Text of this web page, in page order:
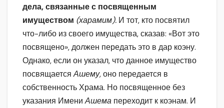
дела, связанные с посвященным
имуществом (харамим). И тот, кто посвятил
что-либо из своего имущества, сказав: «Вот это
посвящено», должен передать это в дар коэну.
Однако, если он указал, что данное имущество
посвящаетсяАшему,оно передается в
собственность Храма. Но посвященное без
указания ИмениАшема переходит к коэнам. И